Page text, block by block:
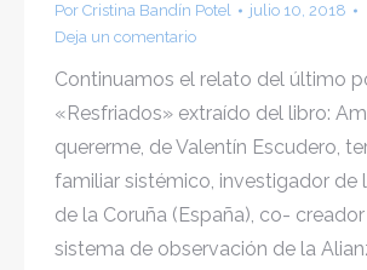
Por Cristina Bandín Potel
julio 10, 2018
Deja un comentario
Continuamos el relato del último
«Resfriados» extraído del libro:
quererme, de Valentín Escudero,
familiar sistémico, investigador de
de la Coruña (España), co-
sistema de observación de la